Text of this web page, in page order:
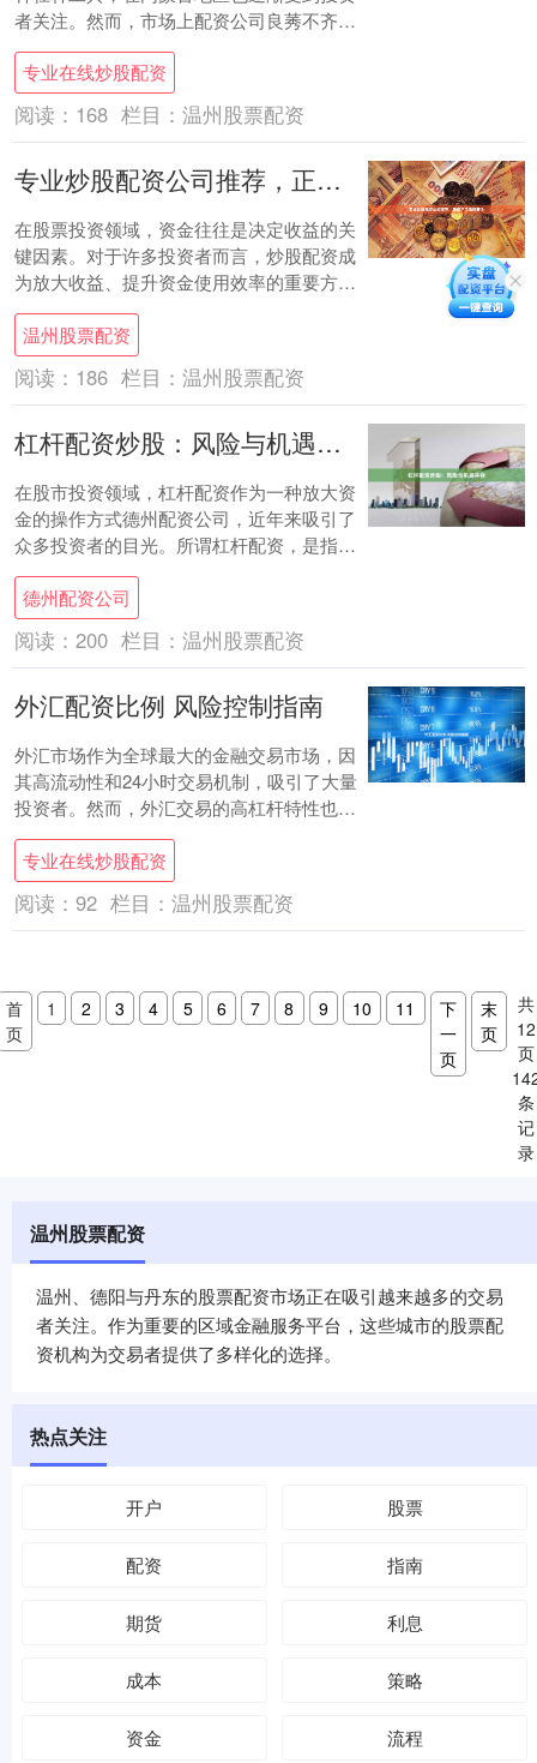
者关注。然而，市场上配资公司良莠不齐，
选择一家合规、稳健的配资平台至关重要。
本文将为....
专业在线炒股配资
阅读： 168 栏目： 温州股票配资
专业炒股配资公司推荐，正规平台低息安全
在股票投资领域，资金往往是决定收益的关
键因素。对于许多投资者而言，炒股配资成
为放大收益、提升资金使用效率的重要方
式。然而，面对市场上众多的配资公司，如
何选择一家....
温州股票配资
阅读： 186 栏目： 温州股票配资
杠杆配资炒股：风险与机遇并存
在股市投资领域，杠杆配资作为一种放大资
金的操作方式德州配资公司，近年来吸引了
众多投资者的目光。所谓杠杆配资，是指投
资者通过向配资公司或平台借入资金，以自
有资金作....
德州配资公司
阅读： 200 栏目： 温州股票配资
外汇配资比例 风险控制指南
外汇市场作为全球最大的金融交易市场，因
其高流动性和24小时交易机制，吸引了大量
投资者。然而，外汇交易的高杠杆特性也意
味着高风险。许多交易者选择通过配资放大
资金，....
专业在线炒股配资
阅读： 92 栏目： 温州股票配资
首
页
1 2 3 4 5 6 7 8 9 10 11
下
一
页
末
页
共
12
页
条
记
录
温州股票配资
温州、德阳与丹东的股票配资市场正在吸引越来越多的交易
者关注。作为重要的区域金融服务平台，这些城市的股票配
资机构为交易者提供了多样化的选择。
热点关注
开户 股票
配资 指南
期货 利息
成本 策略
资金 流程